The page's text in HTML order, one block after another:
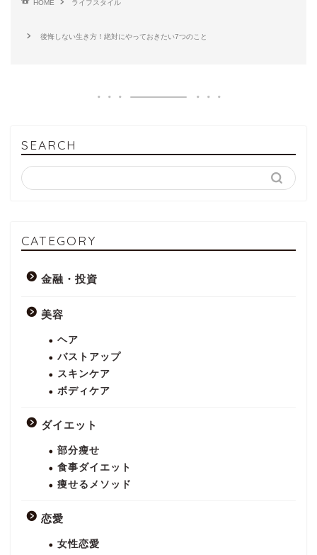
HOME ライフスタイル
後悔しない生き方！絶対にやっておきたい7つのこと
SEARCH
CATEGORY
金融・投資
美容
ヘア
バストアップ
スキンケア
ボディケア
ダイエット
部分瘦せ
食事ダイエット
痩せるメソッド
恋愛
女性恋愛